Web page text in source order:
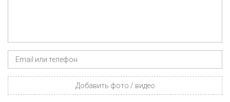
Добавить фото / видео